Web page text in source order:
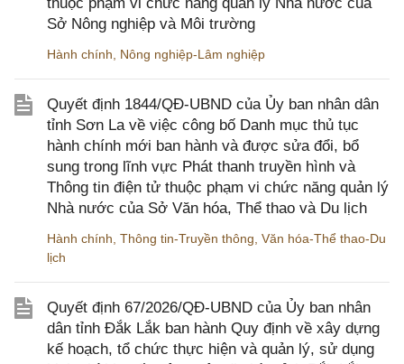
Sở Nông nghiệp và Môi trường
Hành chính Nông nghiệp-Lâm nghiệp
Quyết định 1844/QĐ-UBND của Ủy ban nhân dân
tỉnh Sơn La về việc công bố Danh mục thủ tục
hành chính mới ban hành và được sửa đổi, bổ
sung trong lĩnh vực Phát thanh truyền hình và
Thông tin điện tử thuộc phạm vi chức năng quản lý
Nhà nước của Sở Văn hóa, Thể thao và Du lịch
Hành chính Thông tin-Truyền thông Văn hóa-Thể thao-Du
lịch
Quyết định 67/2026/QĐ-UBND của Ủy ban nhân
dân tỉnh Đắk Lắk ban hành Quy định về xây dựng
kế hoạch, tổ chức thực hiện và quản lý, sử dụng